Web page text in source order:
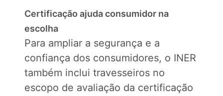
Certificação ajuda consumidor na
escolha
Para ampliar a segurança e a
confiança dos consumidores, o INER
também inclui travesseiros no
escopo de avaliação da certificação